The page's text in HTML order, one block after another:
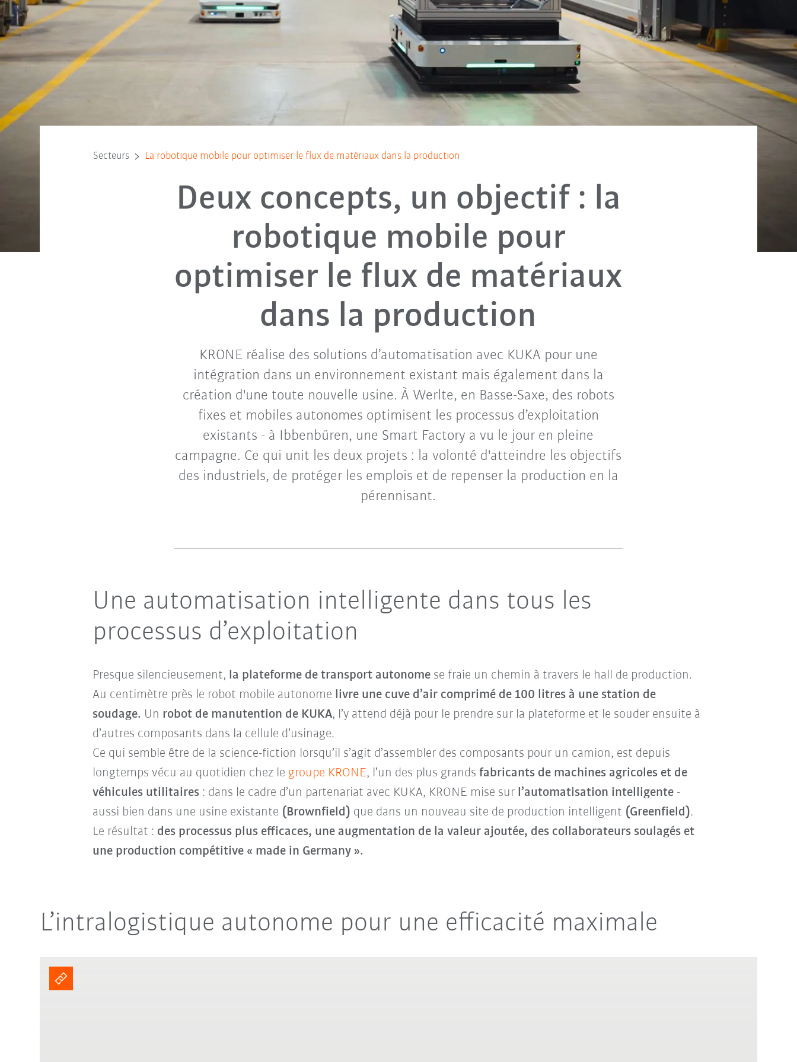
Secteurs La robotique mobile pour optimiser le flux de matériaux dans la production
Deux concepts, un objectif : la
robotique mobile pour
optimiser le flux de matériaux
dans la production
KRONE réalise des solutions d’automatisation avec KUKA pour une
intégration dans un environnement existant mais également dans la
création d'une toute nouvelle usine. À Werlte, en Basse-Saxe, des robots
fixes et mobiles autonomes optimisent les processus d’exploitation
existants - à Ibbenbüren, une Smart Factory a vu le jour en pleine
campagne. Ce qui unit les deux projets : la volonté d'atteindre les objectifs
des industriels, de protéger les emplois et de repenser la production en la
pérennisant.
Une automatisation intelligente dans tous les
processus d’exploitation
Presque silencieusement, la plateforme de transport autonomese fraie un chemin à travers le hall de production.
Au centimètre près le robot mobile autonome livre une cuve d’air comprimé de 100 litres à une station de
soudage. Un robot de manutention de KUKA, l’y attend déjà pour le prendre sur la plateforme et le souder ensuite à
d’autres composants dans la cellule d’usinage.
Ce qui semble être de la science-fiction lorsqu’il s’agit d’assembler des composants pour un camion, est depuis
longtemps vécu au quotidien chez le groupe KRONE, l’un des plus grands fabricants de machines agricoles et de
véhicules utilitaires: dans le cadre d’un partenariat avec KUKA, KRONE mise sur l’automatisation intelligente-
aussi bien dans une usine existante (Brownfield) que dans un nouveau site de production intelligent (Greenfield).
Le résultat : des processus plus efficaces, une augmentation de la valeur ajoutée, des collaborateurs soulagés et
une production compétitive « made in Germany ».
L’intralogistique autonome pour une efficacité maximale